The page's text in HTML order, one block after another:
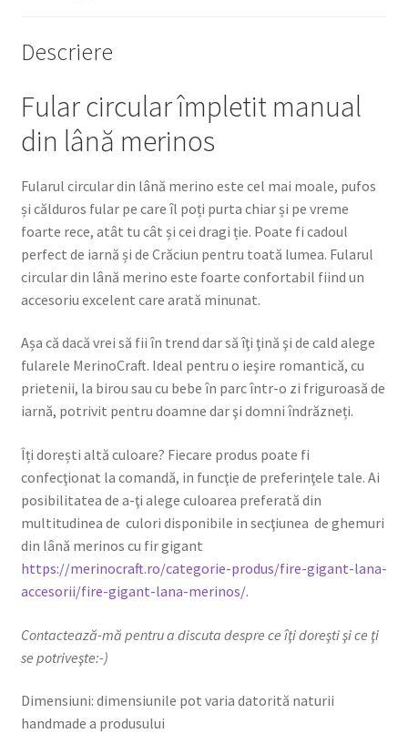
Descriere
Fular circular împletit manual
din lână merinos
Fularul circular din lână merino este cel mai moale, pufos
și călduros fular pe care îl poți purta chiar și pe vreme
foarte rece, atât tu cât și cei dragi ție. Poate fi cadoul
perfect de iarnă și de Crăciun pentru toată lumea. Fularul
circular din lână merino este foarte confortabil fiind un
accesoriu excelent care arată minunat.
Așa că dacă vrei să fii în trend dar să îţi ţină şi de cald alege
fularele MerinoCraft. Ideal pentru o ieşire romantică, cu
prietenii, la birou sau cu bebe în parc într-o zi friguroasă de
iarnă, potrivit pentru doamne dar şi domni îndrăzneți.
Îți dorești altă culoare? Fiecare produs poate fi
confecţionat la comandă, in funcţie de preferinţele tale. Ai
posibilitatea de a-ţi alege culoarea preferată din
multitudinea de culori disponibile in secţiunea de ghemuri
din lână merinos cu fir gigant
https://merinocraft.ro/categorie-produs/fire-gigant-lana-
accesorii/fire-gigant-lana-merinos/.
Contactează-mă pentru a discuta despre ce îţi doreşti şi ce ţi
se potriveşte:-)
Dimensiuni: dimensiunile pot varia datorită naturii
handmade a produsului